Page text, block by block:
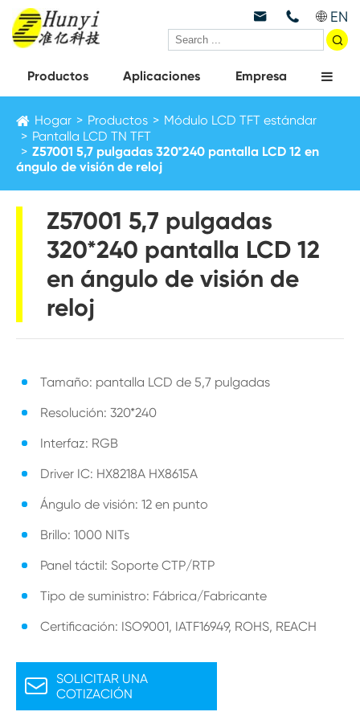
  EN

Productos Aplicaciones Empresa
Hogar Productos
Módulo LCD TFT estándar
Pantalla LCD TN TFT
Z57001 5,7 pulgadas 320*240 pantalla LCD 12 en
ángulo de visión de reloj
Z57001 5,7 pulgadas
320*240 pantalla LCD 12
en ángulo de visión de
reloj
Tamaño: pantalla LCD de 5,7 pulgadas
Resolución: 320*240
Interfaz: RGB
Driver IC: HX8218A HX8615A
Ángulo de visión: 12 en punto
Brillo: 1000 NITs
Panel táctil: Soporte CTP/RTP
Tipo de suministro: Fábrica/Fabricante
Certificación: ISO9001, IATF16949, ROHS, REACH
 SOLICITAR UNA
COTIZACIÓN